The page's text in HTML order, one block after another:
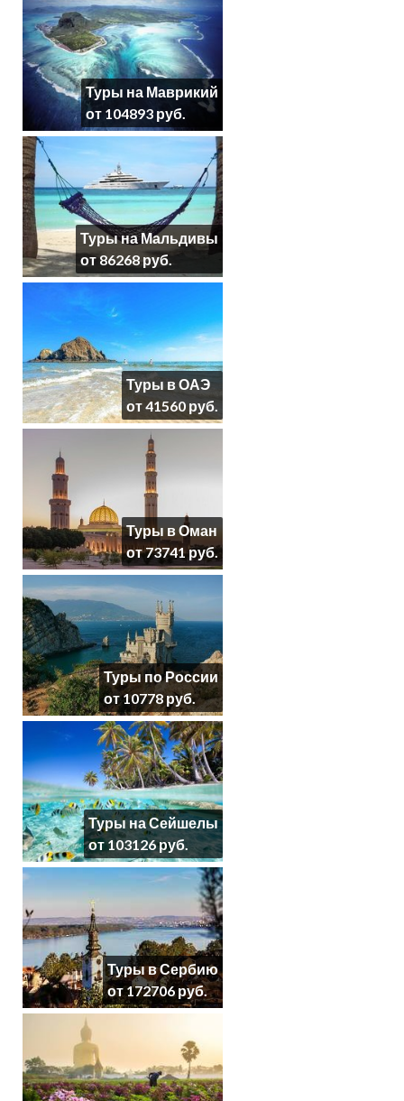
Туры на Маврикий
от 104893 руб.
Туры на Мальдивы
от 86268 руб.
Туры в ОАЭ
от 41560 руб.
Туры в Оман
от 73741 руб.
Туры по России
от 10778 руб.
Туры на Сейшелы
от 103126 руб.
Туры в Сербию
от 172706 руб.